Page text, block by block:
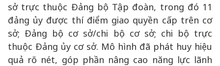
sở trực thuộc Đảng bộ Tập đoàn, trong đó 11
đảng ủy được thí điểm giao quyền cấp trên cơ
sở; Đảng bộ cơ sở/chi bộ cơ sở; chi bộ trực
thuộc Đảng ủy cơ sở. Mô hình đã phát huy hiệu
quả rõ nét, góp phần nâng cao năng lực lãnh